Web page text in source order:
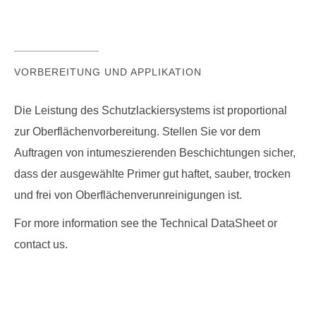
VORBEREITUNG UND APPLIKATION
Die Leistung des Schutzlackiersystems ist proportional
zur Oberflächenvorbereitung. Stellen Sie vor dem
Auftragen von intumeszierenden Beschichtungen sicher,
dass der ausgewählte Primer gut haftet, sauber, trocken
und frei von Oberflächenverunreinigungen ist.
For more information see the Technical DataSheet or
contact us.